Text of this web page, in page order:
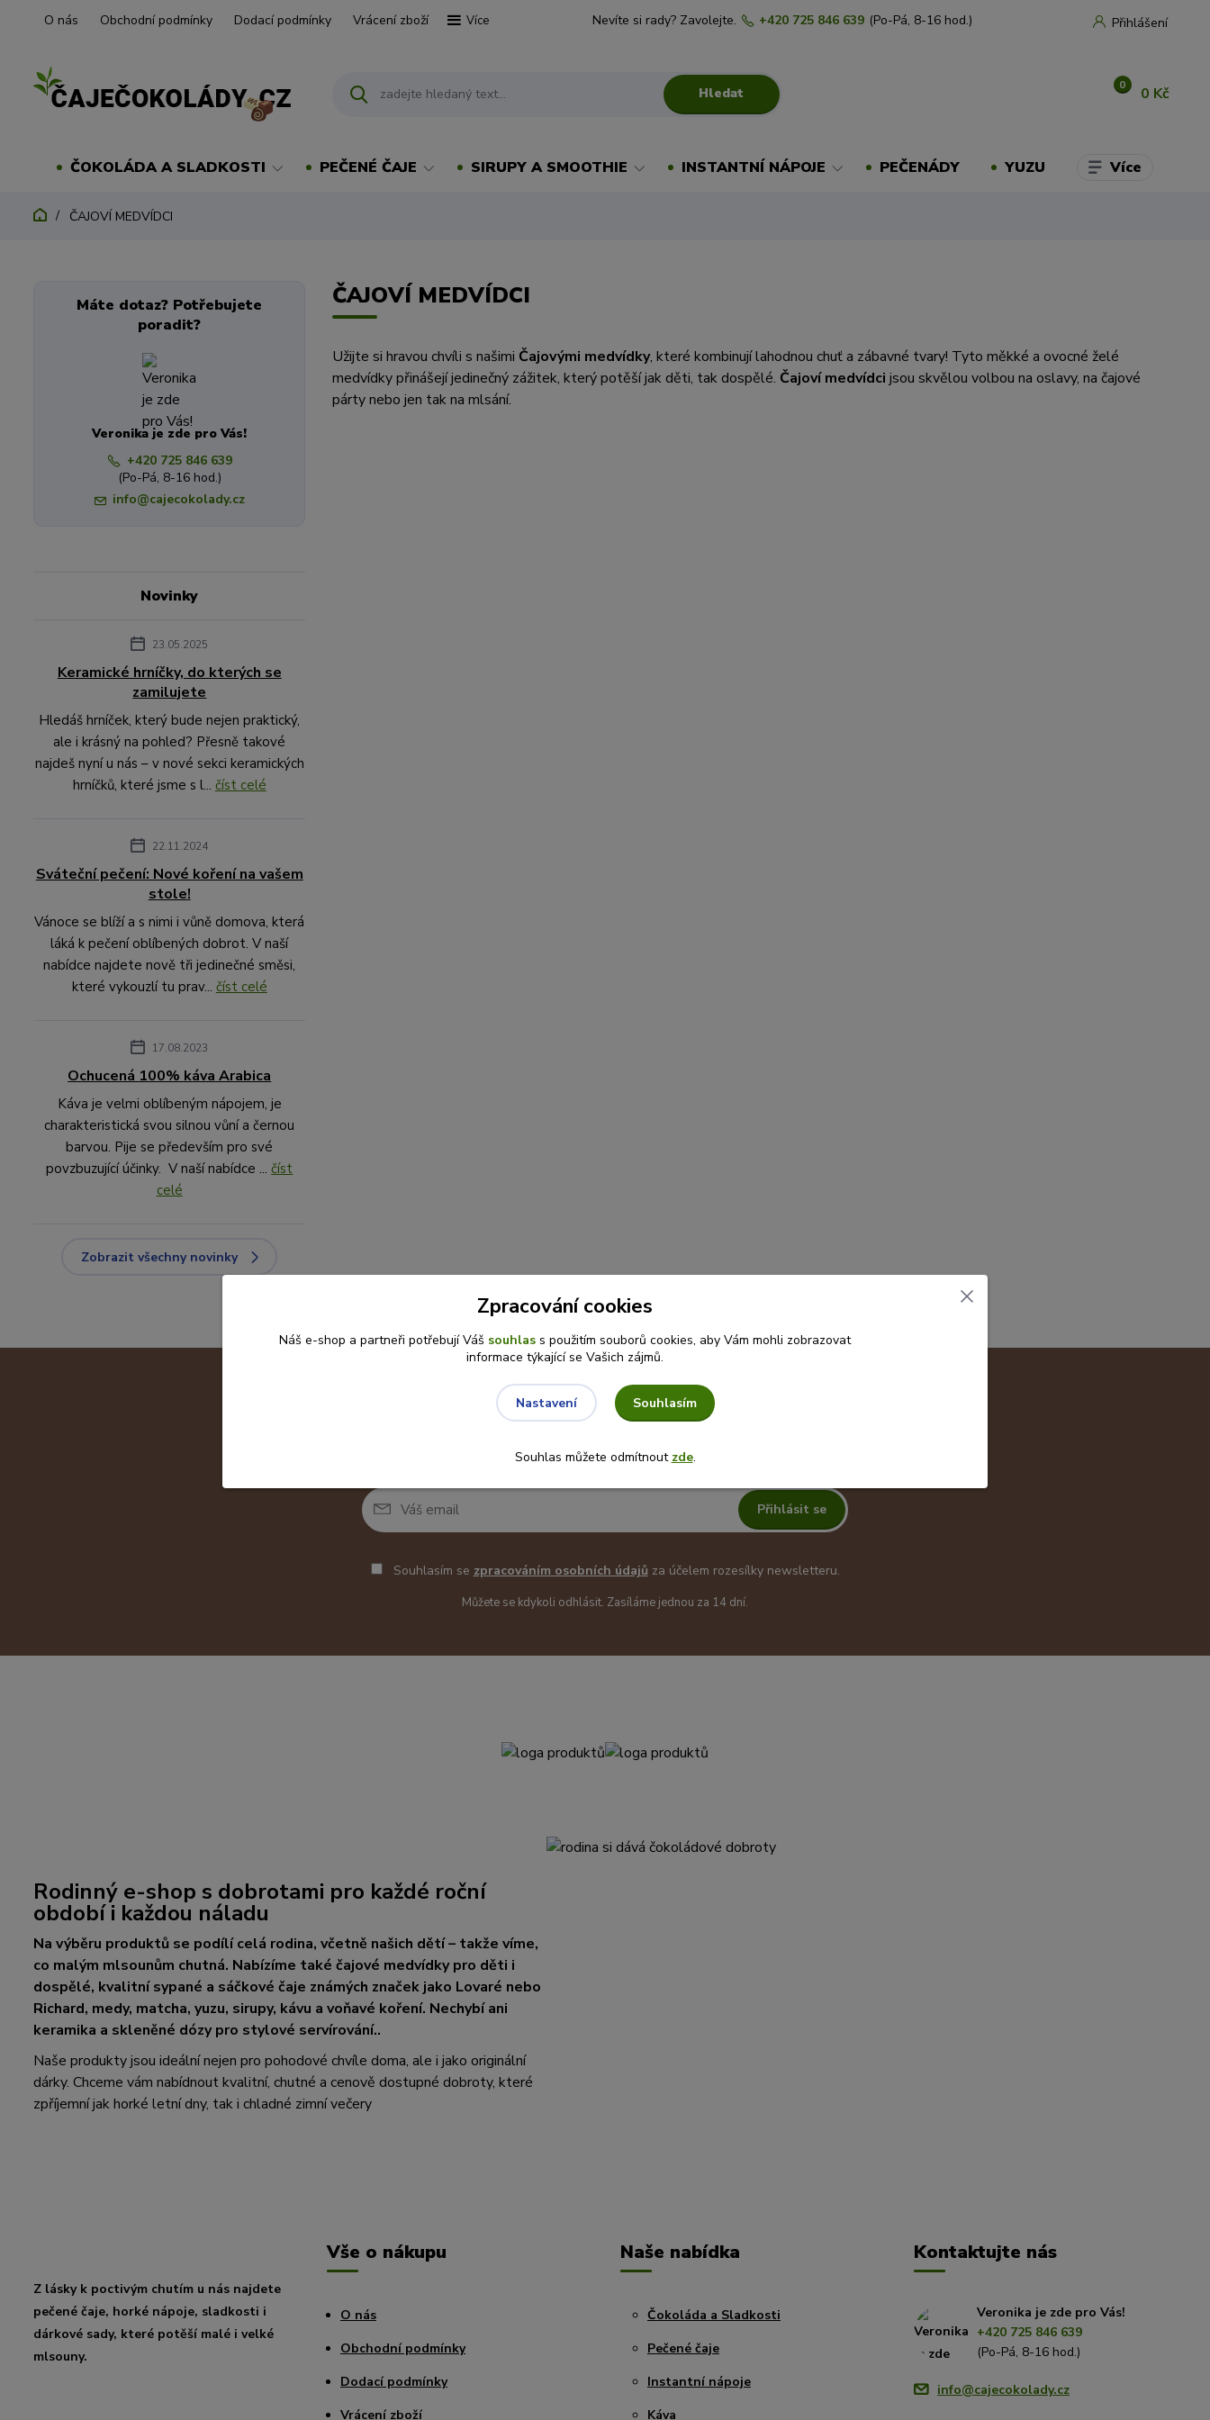
O nás Obchodní podmínky Dodací podmínky Vrácení zboží Více Přihlášení
Hledat
Nevíte si rady? Zavolejte. +420 725 846 639 (Po-Pá, 8-16 hod.)
0 0 Kč
ČOKOLÁDA A SLADKOSTI PEČENÉ ČAJE SIRUPY A SMOOTHIE INSTANTNÍ NÁPOJE PEČENÁDY YUZU Více
ČAJOVÍ MEDVÍDCI
ČAJOVÍ MEDVÍDCI
Užijte si hravou chvíli s našimi Čajovými medvídky, které kombinují lahodnou chuť a zábavné tvary! Tyto měkké a ovocné želé
medvídky přinášejí jedinečný zážitek, který potěší jak děti, tak dospělé. Čajoví medvídci jsou skvělou volbou na oslavy, na čajové
párty nebo jen tak na mlsání.
Máte dotaz? Potřebujete
poradit?
Veronika je zde pro Vás!
+420 725 846 639
(Po-Pá, 8-16 hod.)
info@cajecokolady.cz
Novinky
23.05.2025
Keramické hrníčky, do kterých se
zamilujete
Hledáš hrníček, který bude nejen praktický,
ale i krásný na pohled? Přesně takové
najdeš nyní u nás – v nové sekci keramických
hrníčků, které jsme s l... číst celé
22.11.2024
Sváteční pečení: Nové koření na vašem
stole!
Vánoce se blíží a s nimi i vůně domova, která
láká k pečení oblíbených dobrot. V naší
nabídce najdete nově tři jedinečné směsi,
které vykouzlí tu prav... číst celé
17.08.2023
Ochucená 100% káva Arabica
Káva je velmi oblíbeným nápojem, je
charakteristická svou silnou vůní a černou
barvou. Pije se především pro své
povzbuzující účinky. V naší nabídce ...číst
celé
Zobrazit všechny novinky
Nepropásněte novinky, akce a slevy!
Přihlásit se
Souhlasím se zpracováním osobních údajů za účelem rozesílky newsletteru.
Můžete se kdykoli odhlásit. Zasíláme jednou za 14 dní.
Rodinný e-shop s dobrotami pro každé roční
období i každou náladu
Na výběru produktů se podílí celá rodina, včetně našich dětí – takže víme,
co malým mlsounům chutná. Nabízíme také čajové medvídky pro děti i
dospělé, kvalitní sypané a sáčkové čaje známých značek jako Lovaré nebo
Richard, medy, matcha, yuzu, sirupy, kávu a voňavé koření. Nechybí ani
keramika a skleněné dózy pro stylové servírování..
Naše produkty jsou ideální nejen pro pohodové chvíle doma, ale i jako originální
dárky. Chceme vám nabídnout kvalitní, chutné a cenově dostupné dobroty, které
zpříjemní jak horké letní dny, tak i chladné zimní večery
Z lásky k poctivým chutím u nás najdete
pečené čaje, horké nápoje, sladkosti i
dárkové sady, které potěší malé i velké
mlsouny.
Vše o nákupu
O nás
Obchodní podmínky
Dodací podmínky
Vrácení zboží
Naše nabídka
Čokoláda a Sladkosti
Pečené čaje
Instantní nápoje
Káva
Kontaktujte nás
Veronika je zde pro Vás!
+420 725 846 639
(Po-Pá, 8-16 hod.)
info@cajecokolady.cz
Zpracování cookies
Náš e-shop a partneři potřebují Váš souhlass použitím souborů cookies, aby Vám mohli zobrazovat
informace týkající se Vašich zájmů.
Nastavení Souhlasím
Souhlas můžete odmítnout zde.